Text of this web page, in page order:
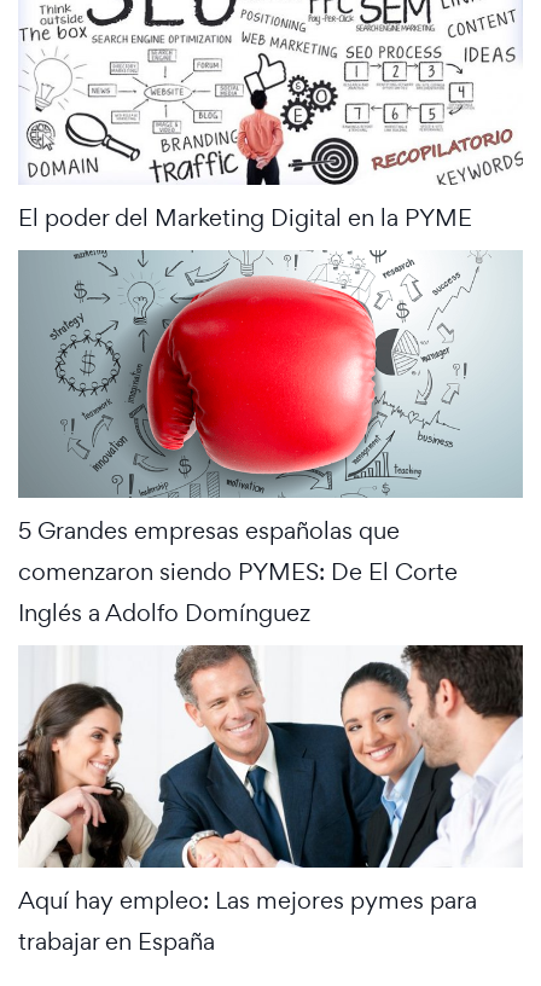
El poder del Marketing Digital en la PYME
5 Grandes empresas españolas que
comenzaron siendo PYMES: De El Corte
Inglés a Adolfo Domínguez
Aquí hay empleo: Las mejores pymes para
trabajar en España